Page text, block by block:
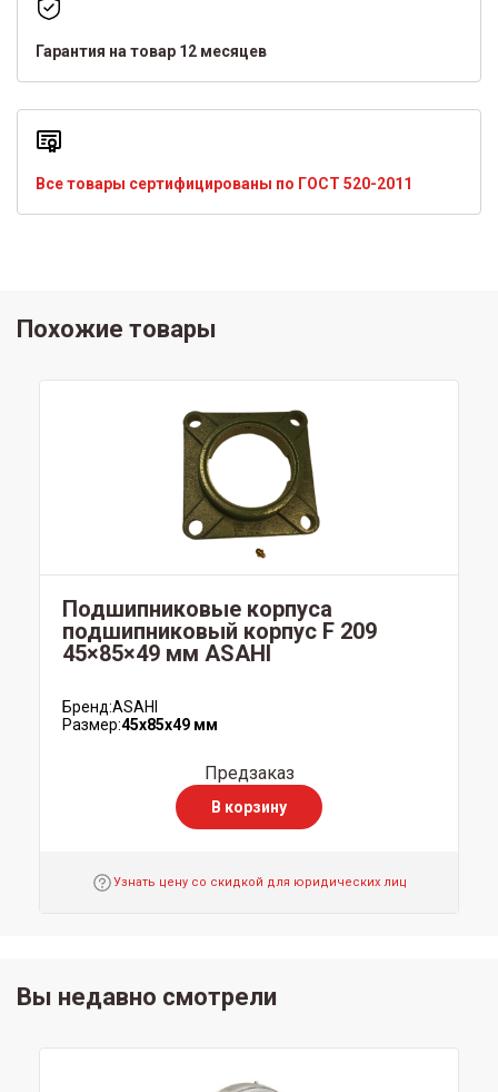
Гарантия на товар 12 месяцев
Все товары сертифицированы по ГОСТ 520-2011
Похожие товары
Подшипниковые корпуса
подшипниковый корпус F 209
45×85×49 мм ASAHI
Бренд:ASAHI
Размер:45x85x49 мм
Предзаказ
В корзину
Узнать цену со скидкой для юридических лиц
Вы недавно смотрели